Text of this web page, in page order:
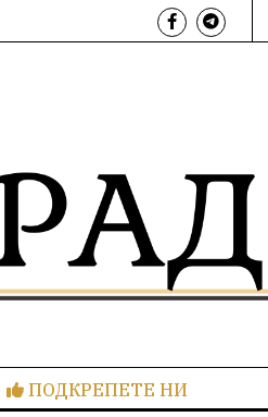
ПОДКРЕПЕТЕ НИ